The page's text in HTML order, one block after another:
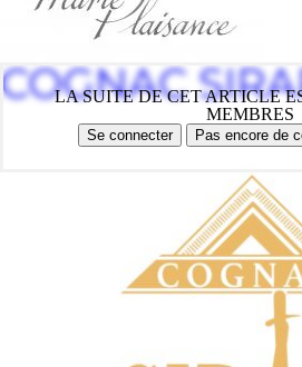
LA SUITE DE CET ARTICLE
MEMBRES
Se connecter Pas encore de
COGNAC